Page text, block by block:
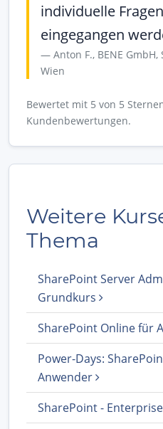
individuelle
eingegangen
Anton F., BENE
Wien
Bewertet mit 5 von 5
Kundenbewertungen.
Weitere
Thema
SharePoint Server
Grundkurs
SharePoint Online für
Power-Days:
Anwender
SharePoint -